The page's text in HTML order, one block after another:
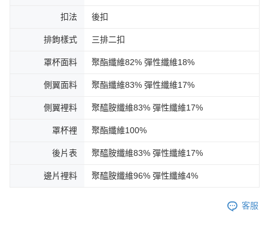
扣法 後扣
排鉤樣式 三排二扣
罩杯面料 聚酯纖維82% 彈性纖維18%
側翼面料 聚酯纖維83% 彈性纖維17%
側翼裡料 聚醯胺纖維83% 彈性纖維17%
罩杯裡 聚酯纖維100%
後片表 聚醯胺纖維83% 彈性纖維17%
邊片裡料 聚醯胺纖維96% 彈性纖維4%
客服